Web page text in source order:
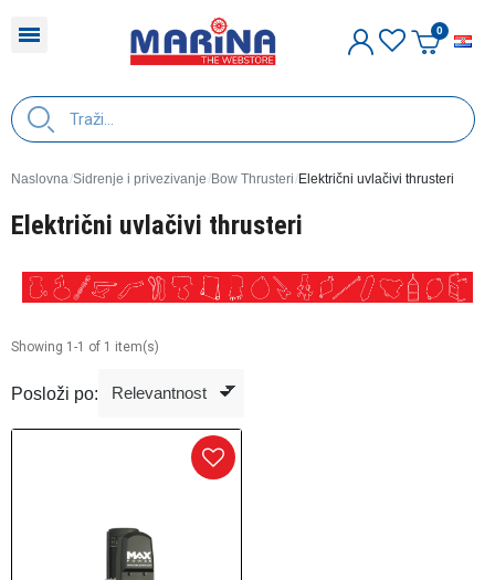
Naslovna Sidrenje i privezivanje Bow Thrusteri Električni uvlačivi thrusteri
Električni uvlačivi thrusteri
Showing 1-1 of 1 item(s)
Posloži po: